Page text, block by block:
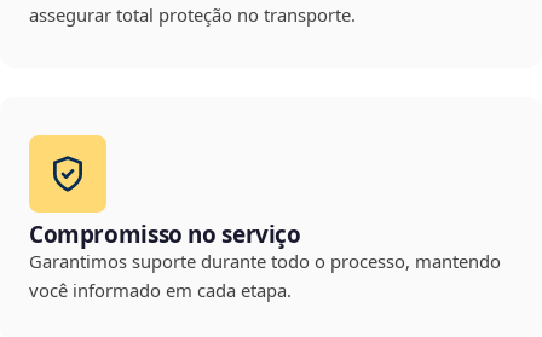
assegurar total proteção no transporte.
Compromisso no serviço
Garantimos suporte durante todo o processo, mantendo
você informado em cada etapa.